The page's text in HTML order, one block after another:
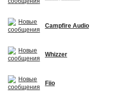
Campfire Audio
Whizzer
Fiio